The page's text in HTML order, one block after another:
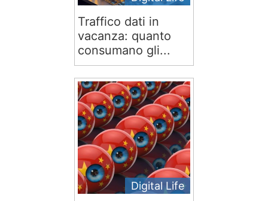
Traffico dati in
vacanza: quanto
consumano gli...
Digital Life